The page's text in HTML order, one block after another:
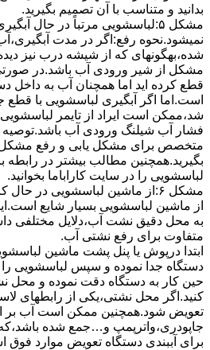
بدانید و متناسب با آن تصمیم بگیرید.
مشکل ۵:لباسشویی مرتباً در ﺣﺎل
نمیشود.نحوه رﻓﻊ:اﮔﺮ در ﻣﺪت
ﺷﺪه،بهگونهای ﮐﻪ از ﺷﯿﺸﻪ درب ﻧﯿﺰ
مشکل از شیر ورودی آب باشد.در
قطع کرده اید اما همچنان آب به داخل
است.اما اگر آبگیری لباسشویی با
شد،ممکن است ایراد از تایمر
فشار آب شیلنگ ورودی آب باشد.توصیه
متخصص برای مشکل یابی و رفع
بگیرید.همچنین مطالب بیشتر در رابطه
لباسشویی را در سایت کاراباما بخوانید.
مشکل ۶:از ﻣﺎﺷﯿﻦ لباسشویی در
از ماشین لباسشویی بسیار شایع
به محل دقیق نشت آب،دلایل مختلفی
متفاوت برای رفع نشتی آب.
ابتدا درپوش یا پنل ﭘﺸﺖ ﻣﺎﺷﯿﻦ
دستگاه ﺟﺪا ﻧﻤﻮده و ﺳﭙﺲ لباسشویی
حین کار به دستگاه دقت نموده و ﻣﺤﻞ
کنید.اﮔﺮ ﻣﺤﻞ نشتی،ﯾﮑﯽ از رابطهای
ﺗﻌﻮﯾﺾ شود.همچنین ﻣﻤﮑﻦ اﺳﺖ آب بر
ﺟﺎﭘﻮدری،واترپمپ و…جمع شده
برای آببندی دستگاه ﺗﻌﻮﯾﺾ ﻣﻮارد ﻓﻮق